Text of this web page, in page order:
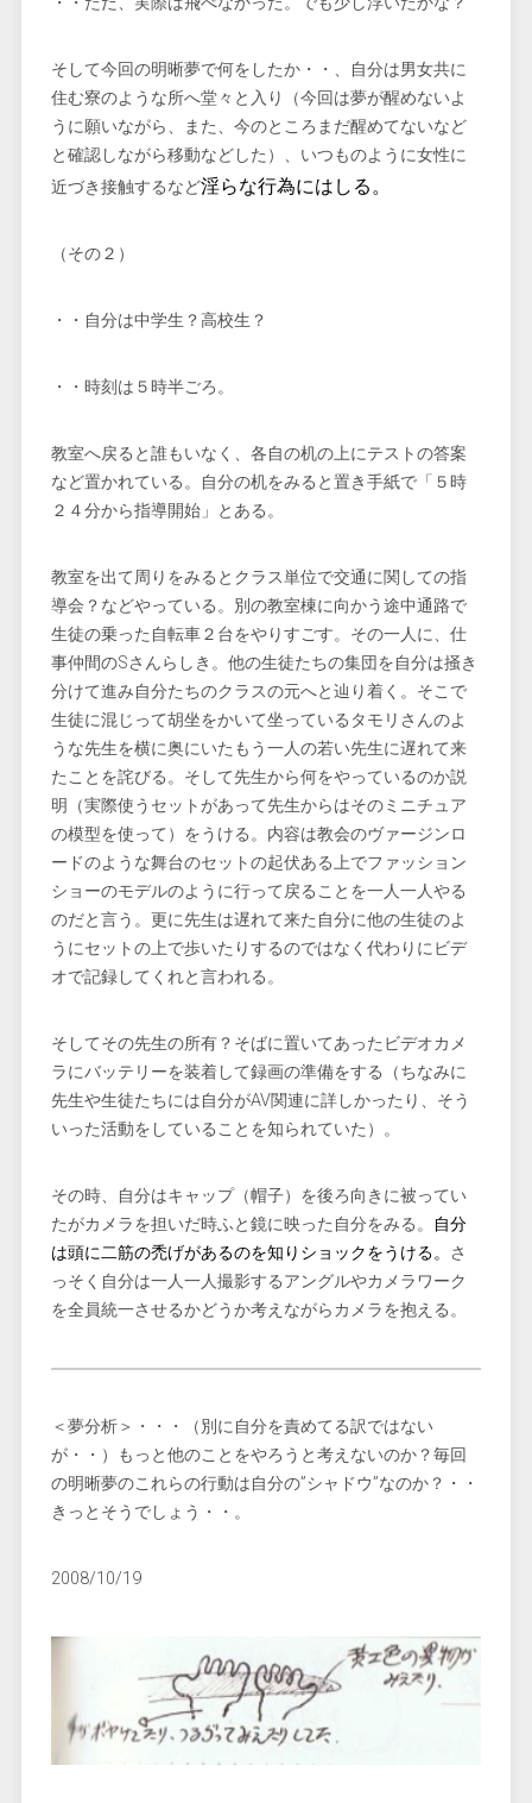
そして今回の明晰夢で何をしたか・・、自分は男女共に
住む寮のような所へ堂々と入り（今回は夢が醒めないよ
うに願いながら、また、今のところまだ醒めてないなど
と確認しながら移動などした）、いつものように女性に
近づき接触するなど淫らな行為にはしる。
（その２）
・・自分は中学生？高校生？
・・時刻は５時半ごろ。
教室へ戻ると誰もいなく、各自の机の上にテストの答案
など置かれている。自分の机をみると置き手紙で「５時
２４分から指導開始」とある。
教室を出て周りをみるとクラス単位で交通に関しての指
導会？などやっている。別の教室棟に向かう途中通路で
生徒の乗った自転車２台をやりすごす。その一人に、仕
事仲間のSさんらしき。他の生徒たちの集団を自分は掻き
分けて進み自分たちのクラスの元へと辿り着く。そこで
生徒に混じって胡坐をかいて坐っているタモリさんのよ
うな先生を横に奥にいたもう一人の若い先生に遅れて来
たことを詫びる。そして先生から何をやっているのか説
明（実際使うセットがあって先生からはそのミニチュア
の模型を使って）をうける。内容は教会のヴァージンロ
ードのような舞台のセットの起伏ある上でファッション
ショーのモデルのように行って戻ることを一人一人やる
のだと言う。更に先生は遅れて来た自分に他の生徒のよ
うにセットの上で歩いたりするのではなく代わりにビデ
オで記録してくれと言われる。
そしてその先生の所有？そばに置いてあったビデオカメ
ラにバッテリーを装着して録画の準備をする（ちなみに
先生や生徒たちには自分がAV関連に詳しかったり、そう
いった活動をしていることを知られていた）。
その時、自分はキャップ（帽子）を後ろ向きに被ってい
たがカメラを担いだ時ふと鏡に映った自分をみる。
自分
は頭に二筋の禿げがあるのを知りショックをうける。
さ
っそく自分は一人一人撮影するアングルやカメラワーク
を全員統一させるかどうか考えながらカメラを抱える。
＜夢分析＞・・・（別に自分を責めてる訳ではない
が・・）もっと他のことをやろうと考えないのか？毎回
の明晰夢のこれらの行動は自分の”シャドウ”なのか？・・
きっとそうでしょう・・。
2008/10/19